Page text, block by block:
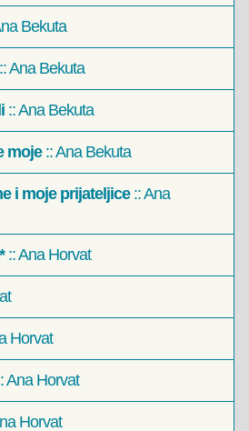
Bekuta
Ana Bekuta
:: Ana Bekuta
moje:: Ana Bekuta
i moje prijateljice:: Ana
:: Ana Horvat
Horvat
Ana Horvat
Horvat